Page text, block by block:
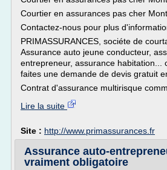
Courtier en assurances pas cher
Contactez-nous pour plus
PRIMASSURANCES, sociéte de
Assurance auto jeune conducteur,
entrepreneur, assurance habitation...
faites une demande de devis gratuit
Contrat d'assurance multirisque
Lire la suite
Site : http://www.primassurances.fr
Assurance auto-
vraiment obligatoire